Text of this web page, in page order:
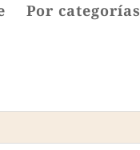
Por categorías